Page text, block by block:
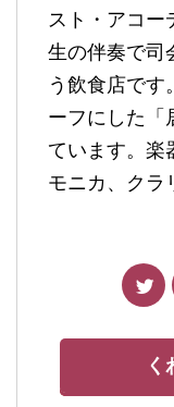
スト・アコー
生の伴奏で司
う飲食店です
ーフにした「
ています。楽
モニカ、クラ
く